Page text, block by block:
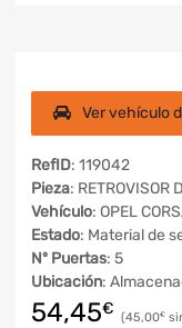
Ver vehículo
RefID: 119042
Pieza: RETROVISOR
Vehículo: OPEL
Estado: Material de
Nº Puertas: 5
Ubicación:
54,45€ 45,00€